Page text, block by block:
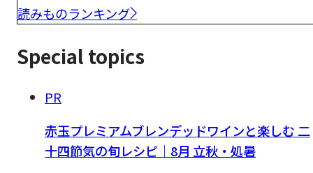
読みものランキング
Special topics
PR
赤玉プレミアムブレンデッドワインと楽しむ 二
十四節気の旬レシピ｜8月 立秋・処暑